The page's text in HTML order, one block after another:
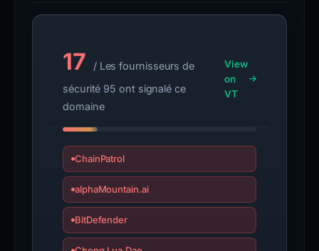
17
/ Les fournisseurs de
sécurité 95 ont signalé ce
domaine
View
on
VT
ChainPatrol
alphaMountain.ai
BitDefender